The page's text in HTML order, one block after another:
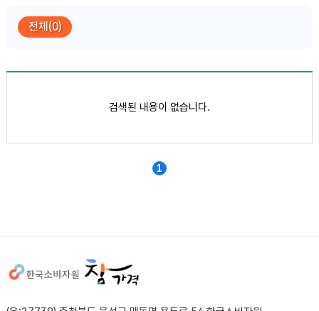
전체(0)
검색된 내용이 없습니다.
1